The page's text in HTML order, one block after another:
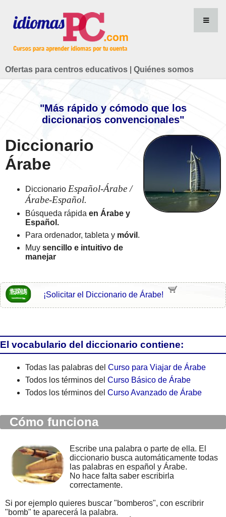
Ofertas para centros educativos Quiénes somos
"Más rápido y cómodo que los
diccionarios convencionales"
Diccionario
Árabe
Diccionario Español-Árabe /
Árabe-Español.
Búsqueda rápida en Árabe y
Español.
Para ordenador, tableta y móvil .
Muy sencillo e intuitivo de
manejar
¡Solicitar el Diccionario de Árabe!
El vocabulario del diccionario contiene:
Todas las palabras del Curso para Viajar de Árabe
Todos los términos del Curso Básico de Árabe
Todos los términos del Curso Avanzado de Árabe
Cómo funciona
Escribe una palabra o parte de ella. El
diccionario busca automáticamente todas
las palabras en español y Árabe.
No hace falta saber escribirla
correctamente.
Si por ejemplo quieres buscar "bomberos", con escribrir
"bomb" te aparecerá la palabra.